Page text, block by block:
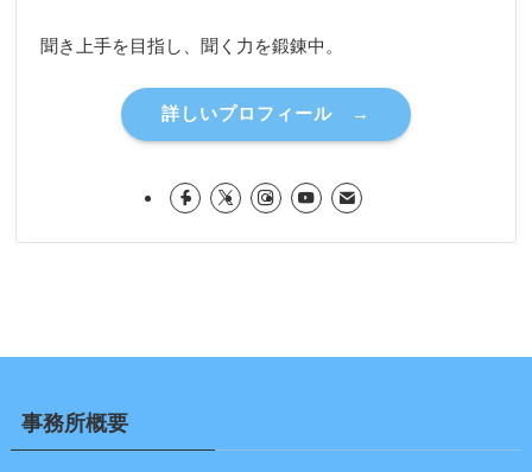
聞き上手を目指し、聞く力を鍛錬中。
詳しいプロフィール →
事務所概要